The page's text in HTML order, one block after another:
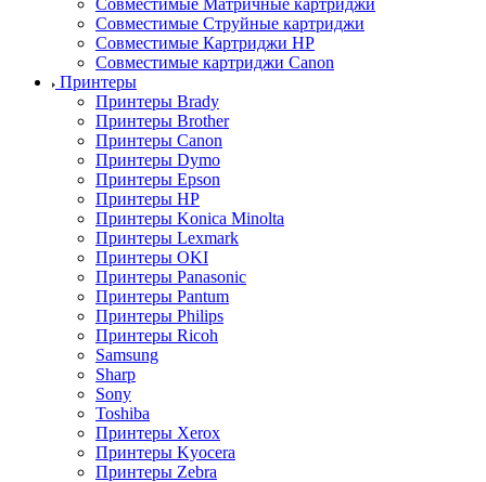
Совместимые Струйные картриджи
Совместимые Картриджи HP
Совместимые картриджи Canon
Принтеры
Принтеры Brady
Принтеры Brother
Принтеры Canon
Принтеры Dymo
Принтеры Epson
Принтеры HP
Принтеры Konica Minolta
Принтеры Lexmark
Принтеры OKI
Принтеры Panasonic
Принтеры Pantum
Принтеры Philips
Принтеры Ricoh
Samsung
Sharp
Sony
Toshiba
Принтеры Xerox
Принтеры Kyocera
Принтеры Zebra